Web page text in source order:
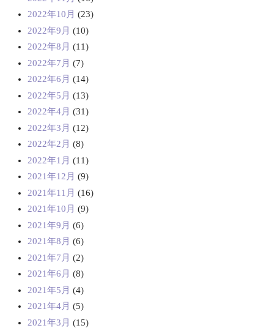
2022年10月 (23)
2022年9月 (10)
2022年8月 (11)
2022年7月 (7)
2022年6月 (14)
2022年5月 (13)
2022年4月 (31)
2022年3月 (12)
2022年2月 (8)
2022年1月 (11)
2021年12月 (9)
2021年11月 (16)
2021年10月 (9)
2021年9月 (6)
2021年8月 (6)
2021年7月 (2)
2021年6月 (8)
2021年5月 (4)
2021年4月 (5)
2021年3月 (15)